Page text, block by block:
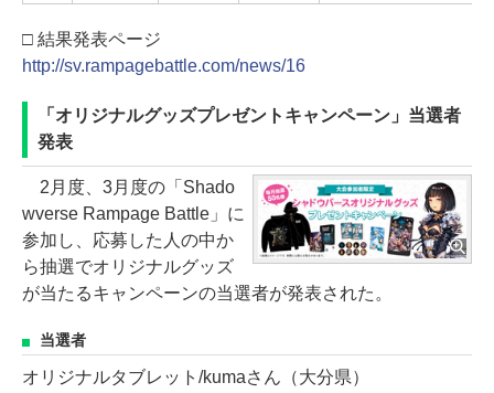
□ 結果発表ページ
http://sv.rampagebattle.com/news/16
「オリジナルグッズプレゼントキャンペーン」当選者
発表
2月度、3月度の「Shado
wverse Rampage Battle」に
参加し、応募した人の中か
ら抽選でオリジナルグッズ
が当たるキャンペーンの当選者が発表された。
当選者
オリジナルタブレット/kumaさん（大分県）